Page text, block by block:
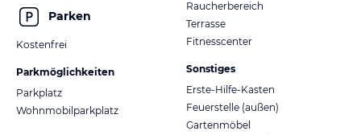
Parken
Kostenfrei
Parkmöglichkeiten
Parkplatz
Wohnmobilparkplatz
Raucherbereich
Terrasse
Fitnesscenter
Sonstiges
Erste-Hilfe-Kasten
Feuerstelle (außen)
Gartenmöbel